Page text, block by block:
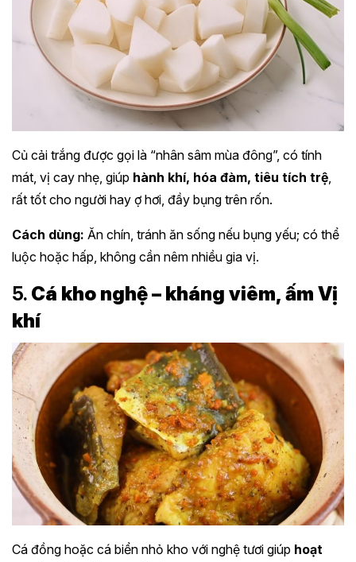
Củ cải trắng được gọi là “nhân sâm mùa đông”, có tính
mát, vị cay nhẹ, giúp hành khí, hóa đàm, tiêu tích trệ
rất tốt cho người hay ợ hơi, đầy bụng trên rốn.
Cách dùng: Ăn chín, tránh ăn sống nếu bụng yếu; có thể
luộc hoặc hấp, không cần nêm nhiều gia vị.
5. Cá kho nghệ – kháng viêm, ấm Vị
khí
Cá đồng hoặc cá biển nhỏ kho với nghệ tươi giúp hoạt